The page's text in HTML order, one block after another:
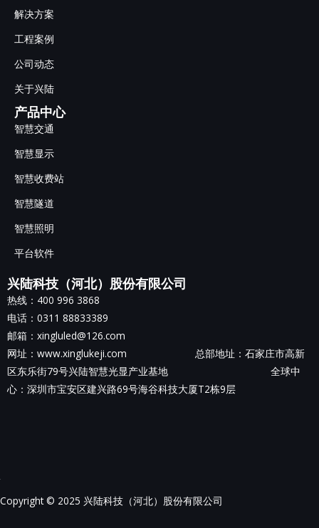
解决方案
工程案例
公司动态
关于兴陆
产品中心
智慧交通
智慧显示
智慧收费站
智慧隧道
智慧照明
平台软件
兴陆科技（河北）股份有限公司
热线：400 996 3868
电话：0311 88833389
邮箱：xingluled@126.com
网址：www.xinglukeji.com 总部地址： 石家庄市高新
区东乐街79号兴陆智慧光显产业基地 全球中
心：深圳市宝安区建兴路69号海谷科技大厦T2栋9层
Copyright © 2025 兴陆科技（河北）股份有限公司